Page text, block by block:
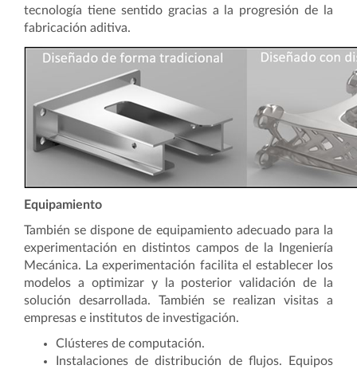
tecnología tiene sentido gracias a la progresión de la
fabricación aditiva.
Equipamiento
También se dispone de equipamiento adecuado para la
experimentación en distintos campos de la Ingeniería
Mecánica. La experimentación facilita el establecer los
modelos a optimizar y la posterior validación de la
solución desarrollada. También se realizan visitas a
empresas e institutos de investigación.
Clústeres de computación.
Instalaciones de distribución de flujos. Equipos